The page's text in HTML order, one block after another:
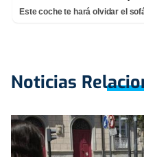
Este coche te hará olvidar el
Noticias